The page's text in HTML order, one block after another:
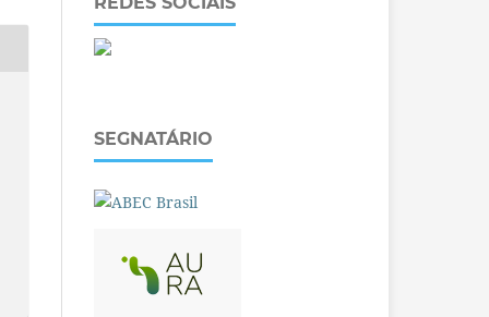
SEGNATÁRIO